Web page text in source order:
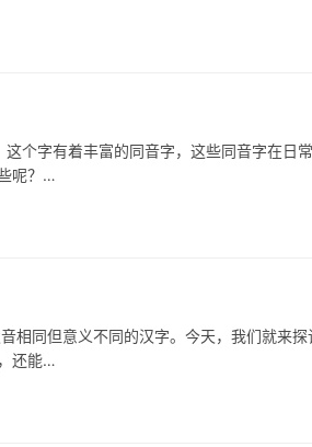
有着丰富的同音字，这些同音字在日常
呢？…
但意义不同的汉字。今天，我们就来探
还能…